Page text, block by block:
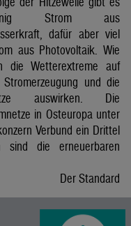
Strom aus
dafür aber viel
aus Photovoltaik. Wie
die Wetterextreme auf
und die
auswirken. Die
in Osteuropa unter
Verbund ein Drittel
sind die erneuerbaren
Der Standard